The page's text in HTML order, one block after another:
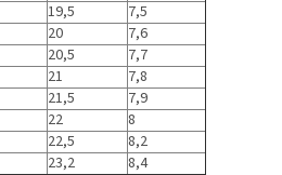
19,5
7,5
20
7,6
20,5
7,7
21
7,8
21,5
7,9
22
8
22,5
8,2
23,2 8,4